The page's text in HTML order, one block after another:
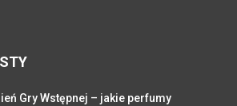
Gry Wstępnej – jakie perfumy